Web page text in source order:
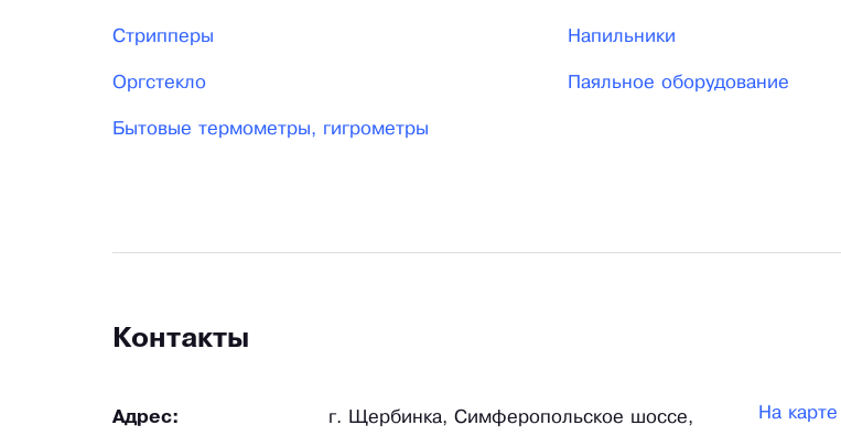
Стрипперы Напильники
Оргстекло Паяльное оборудование
Бытовые термометры, гигрометры
Контакты
Адрес:
г. Щербинка, Симферопольское шоссе,
На карте